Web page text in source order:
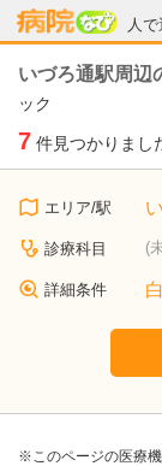
人
病院
いづろ通駅周辺
ック
7 件見つかりまし
エリア/駅
診療科目 (
詳細条件
※このページの医療